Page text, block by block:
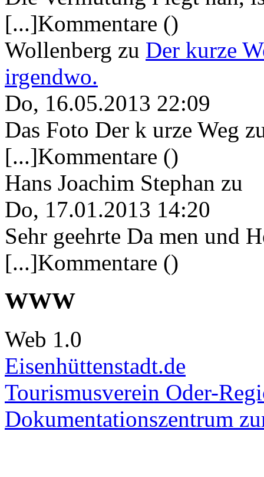
[...]Kommentare ()
Wollenberg zu Der kurze
irgendwo.
Do, 16.05.2013 22:09
Das Foto Der k urze Weg
[...]Kommentare ()
Hans Joachim Stephan zu
Do, 17.01.2013 14:20
Sehr geehrte Da men und
[...]Kommentare ()
WWW
Web 1.0
Eisenhüttenstadt.de
Tourismusverein Oder-
Dokumentationszentrum